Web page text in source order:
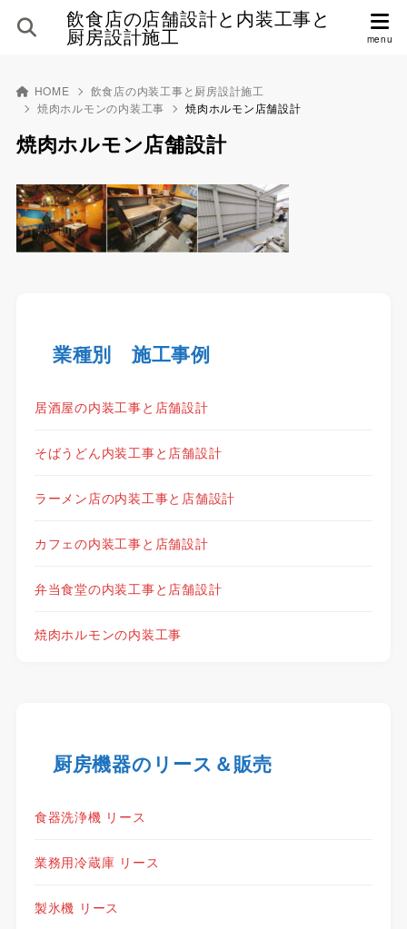
飲食店の店舗設計と内装工事と
厨房設計施工
HOME
飲食店の内装工事と厨房設計施工
焼肉ホルモンの内装工事
焼肉ホルモン店舗設計
焼肉ホルモン店舗設計
業種別 施工事例
居酒屋の内装工事と店舗設計
そばうどん内装工事と店舗設計
ラーメン店の内装工事と店舗設計
カフェの内装工事と店舗設計
弁当食堂の内装工事と店舗設計
焼肉ホルモンの内装工事
厨房機器のリース＆販売
食器洗浄機 リース
業務用冷蔵庫 リース
製氷機 リース